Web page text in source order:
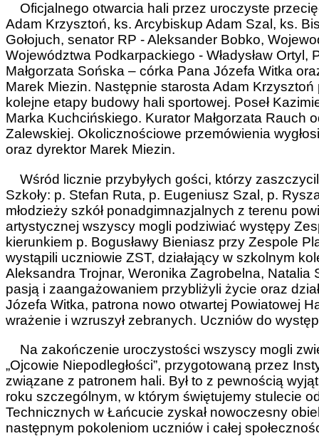
Oficjalnego otwarcia hali przez uroczyste
Adam Krzysztoń, ks. Arcybiskup Adam Szal, ks.
Gołojuch, senator RP - Aleksander Bobko,
Województwa Podkarpackiego - Władysław
Małgorzata Sońska – córka Pana Józefa Witka
Marek Miezin. Następnie starosta Adam
kolejne etapy budowy hali sportowej. Poseł
Marka Kuchcińskiego. Kurator Małgorzata Rauch
Zalewskiej. Okolicznościowe przemówienia
oraz dyrektor Marek Miezin.
Wśród licznie przybyłych gości, którzy
Szkoły: p. Stefan Ruta, p. Eugeniusz Szal, p.
młodzieży szkół ponadgimnazjalnych z terenu
artystycznej wszyscy mogli podziwiać występy
kierunkiem p. Bogusławy Bieniasz przy Zespole
wystąpili uczniowie ZST, działający w szkolnym
Aleksandra Trojnar, Weronika Zagrobelna,
pasją i zaangażowaniem przybliżyli życie oraz
Józefa Witka, patrona nowo otwartej Powiatowej
wrażenie i wzruszył zebranych. Uczniów do
Na zakończenie uroczystości wszyscy mogli
„Ojcowie Niepodległości”, przygotowaną przez
związane z patronem hali. Był to z pewnością
roku szczególnym, w którym świętujemy stulecie
Technicznych w Łańcucie zyskał nowoczesny
następnym pokoleniom uczniów i całej